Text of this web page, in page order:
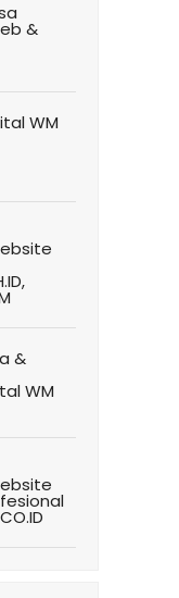
&
WM
&
WM